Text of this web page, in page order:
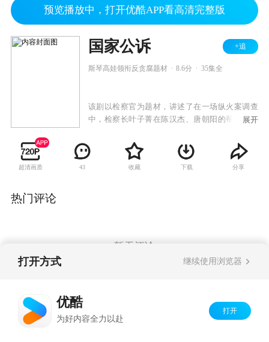
预览播放中，打开优酷APP看高清完整版
国家公诉 +追
斯琴高娃领衔反贪腐题材 8.6分 35集全
该剧以检察官为题材，讲述了在一场纵火案调查
中，检察长叶子菁在陈汉杰、唐朝阳的帮助下，
相，并最终将其绳之以法的故事。
展开
超清画质 43 收藏 下载 分享
热门评论
暂无评论
打开方式 继续使用浏览器
优酷
为好内容全力以赴
打开